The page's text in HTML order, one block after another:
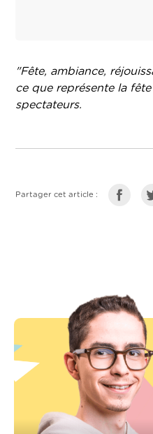
"Fête, ambiance,
ce que représente la
spectateurs.
Partager cet article :